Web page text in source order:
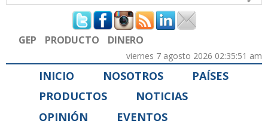
Formulario de búsqueda
GEP PRODUCTO DINERO
viernes 7 agosto 2026 02:35:51 am
INICIO NOSOTROS
PAÍSES
PRODUCTOS
NOTICIAS
OPINIÓN
EVENTOS